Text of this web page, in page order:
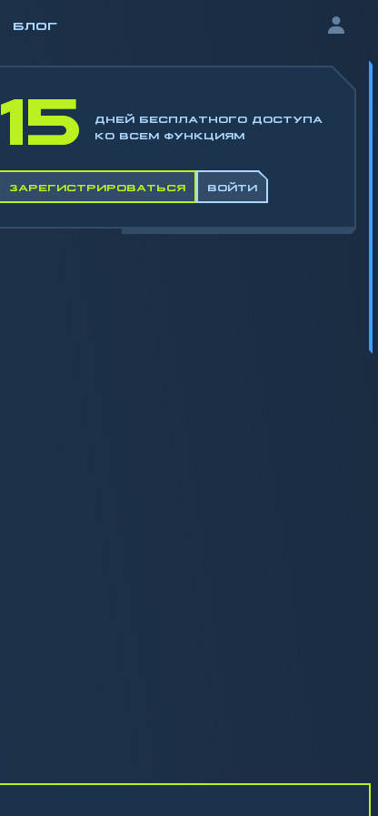
БЛОГ
15
ДНЕЙ БЕСПЛАТНОГО ДОСТУПА
КО ВСЕМ ФУНКЦИЯМ
ЗАРЕГИСТРИРОВАТЬСЯ ВОЙТИ